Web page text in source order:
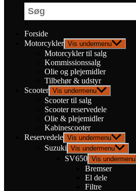
Forside
Motorcykler Vis undermenu
Motorcykler til salg
Kommissionssalg
Olie og plejemidler
Tilbehør & udstyr
Scooter Vis undermenu
Scooter til salg
Scooter reservedele
Olie & plejemidler
Kabinescooter
Reservedele Vis undermenu
Suzuki Vis undermenu
SV650 Vis undermenu
Bremser
El dele
Filtre